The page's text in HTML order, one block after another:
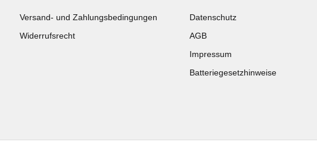
Versand- und Zahlungsbedingungen
Widerrufsrecht
Datenschutz
AGB
Impressum
Batteriegesetzhinweise